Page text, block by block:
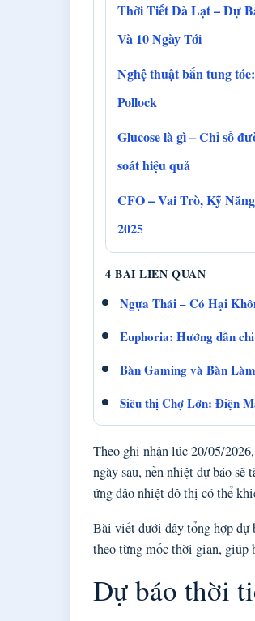
Thời Tiết Đà Lạt – Dự
Và 10 Ngày Tới
Nghệ thuật bắn tung
Pollock
Glucose là gì – Chỉ số
soát hiệu quả
CFO – Vai Trò, Kỹ
2025
4 BAI LIEN QUAN
Ngựa Thái – Có Hại
Euphoria: Hướng dẫn
Bàn Gaming và Bàn
Siêu thị Chợ Lớn: Điện
Theo ghi nhận lúc 20/05/
ngày sau, nền nhiệt dự báo
ứng đảo nhiệt đô thị có thể
Bài viết dưới đây tổng hợp dự
theo từng mốc thời gian, giúp
Dự báo thời